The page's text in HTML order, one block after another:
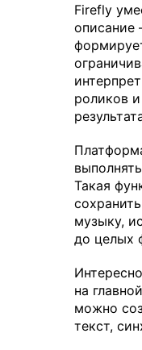
Firefly
описание
роликов
Такая
музыку,
до целых
на
можно
текст,